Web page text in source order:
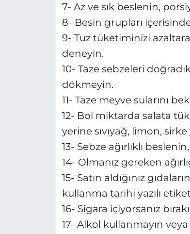
7- Az ve sık beslenin,
8- Besin grupları
9- Tuz tüketiminizi
deneyin.
10- Taze sebzeleri
dökmeyin.
11- Taze meyve sularını
12- Bol miktarda salata
yerine sıvıyağ, limon,
13- Sebze ağırlıklı
14- Olmanız gereken
15- Satın aldığınız
kullanma tarihi yazılı
16- Sigara içiyorsanız
17- Alkol kullanmayın